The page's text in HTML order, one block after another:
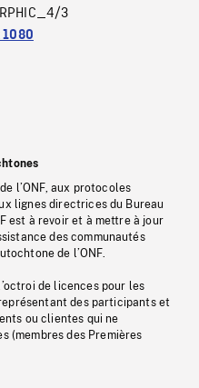
3
1080
l’ONF, aux protocoles
lignes directrices du Bureau
est à revoir et à mettre à jour
des communautés
de l’ONF.
de licences pour les
des participants et
ou clientes qui ne
(membres des Premières